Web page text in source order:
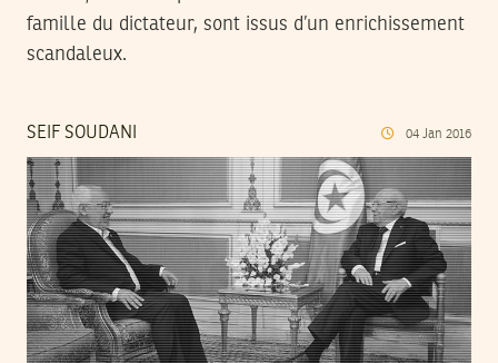
famille du dictateur, sont issus d’un enrichissement
scandaleux.
SEIF SOUDANI 04 Jan 2016